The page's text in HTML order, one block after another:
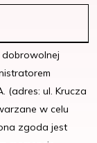
(adres: ul. Krucza
w celu
zgoda jest